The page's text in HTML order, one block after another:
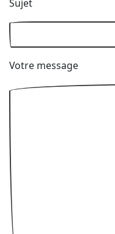
Sujet
Votre message